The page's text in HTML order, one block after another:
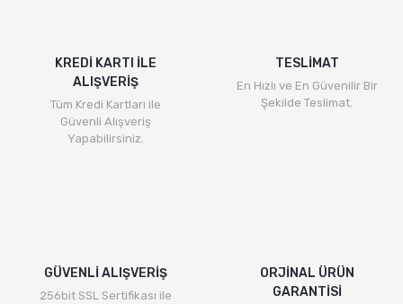
KREDİ KARTI İLE
ALIŞVERİŞ
Tüm Kredi Kartları ile
Güvenli Alışveriş
Yapabilirsiniz.
TESLİMAT
En Hızlı ve En Güvenilir Bir
Şekilde Teslimat.
GÜVENLİ ALIŞVERİŞ
256bit SSL Sertifikası ile
ORJİNAL ÜRÜN
GARANTİSİ